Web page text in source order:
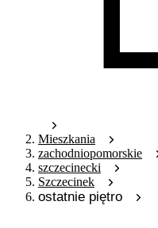
Mieszkania
zachodniopomorskie
szczecinecki
Szczecinek
ostatnie piętro